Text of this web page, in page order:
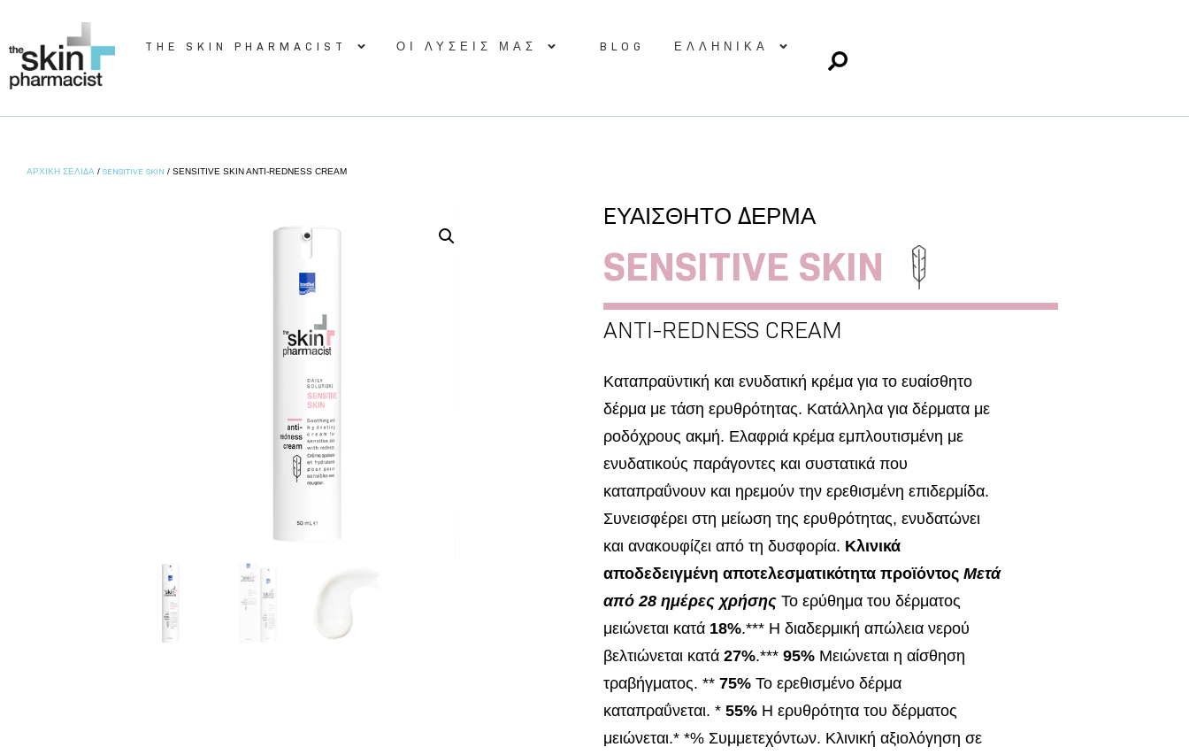
THE SKIN PHARMACIST ΟΙ ΛΥΣΕΙΣ ΜΑΣ BLOG ΕΛΛΗΝΙΚΆ
ΑΡΧΙΚΉ ΣΕΛΊΔΑ / SENSITIVE SKIN / SENSITIVE SKIN ANTI-REDNESS CREAM
EΥΑΙΣΘΗΤΟ ΔΕΡΜΑ
SENSITIVE SKIN
ANTI-REDNESS CREAM
Καταπραϋντική και ενυδατική κρέμα για το ευαίσθητο
δέρμα με τάση ερυθρότητας. Κατάλληλα για δέρματα με
ροδόχρους ακμή. Ελαφριά κρέμα εμπλουτισμένη με
ενυδατικούς παράγοντες και συστατικά που
καταπραΰνουν και ηρεμούν την ερεθισμένη επιδερμίδα.
Συνεισφέρει στη μείωση της ερυθρότητας, ενυδατώνει
και ανακουφίζει από τη δυσφορία. Κλινικά
αποδεδειγμένη αποτελεσματικότητα προϊόντος Μετά
από 28 ημέρες χρήσης Το ερύθημα του δέρματος
μειώνεται κατά 18%.*** Η διαδερμική απώλεια νερού
βελτιώνεται κατά 27%.*** 95% Μειώνεται η αίσθηση
τραβήγματος. ** 75% Το ερεθισμένο δέρμα
καταπραΰνεται. * 55% Η ερυθρότητα του δέρματος
μειώνεται.* *% Συμμετεχόντων. Κλινική αξιολόγηση σε